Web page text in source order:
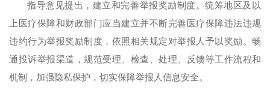
指导意见提出，建立和完善举报奖励制度。统筹地区及以
上医疗保障和财政部门应当建立并不断完善医疗保障违法违规
违约行为举报奖励制度，依照相关规定对举报人予以奖励。畅
通投诉举报渠道，规范受理、检查、处理、反馈等工作流程和
机制，加强隐私保护，切实保障举报人信息安全。